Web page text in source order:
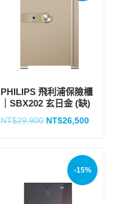
PHILIPS 飛利浦保險櫃
｜SBX202 玄日金 (缺)
NT$29,900 NT$26,500
-15%